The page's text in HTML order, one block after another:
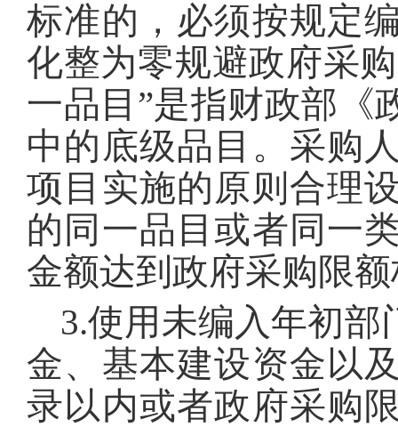
标准的，必须按规定
化整为零规避政府采
一品目”是指财政部《
中的底级品目。采购
项目实施的原则合理
的同一品目或者同一
金额达到政府采购限
3.使用未编入年初
金、基本建设资金以
录以内或者政府采购